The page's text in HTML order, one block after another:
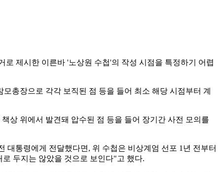
제시한 이른바 '노상원 수첩'의 작성 시점을 특정하기 어렵
총장으로 각각 보직된 점 등을 들어 최소 해당 시점부터 계
상 위에서 발견돼 압수된 점 등을 들어 장기간 사전 모의를
대통령에게 전달했다면, 위 수첩은 비상계엄 선포 1년 전부터
두지는 않았을 것으로 보인다"고 했다.